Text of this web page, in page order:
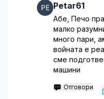
Petar61
Абе, Печо
малко
много пари,
войната е
сме
машини
Отговори